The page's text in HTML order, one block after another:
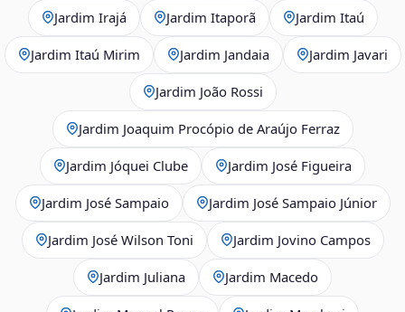
Jardim Irajá Jardim Itaporã Jardim Itaú
Jardim Itaú Mirim Jardim Jandaia Jardim Javari
Jardim João Rossi
Jardim Joaquim Procópio de Araújo Ferraz
Jardim Jóquei Clube Jardim José Figueira
Jardim José Sampaio Jardim José Sampaio Júnior
Jardim José Wilson Toni Jardim Jovino Campos
Jardim Juliana Jardim Macedo